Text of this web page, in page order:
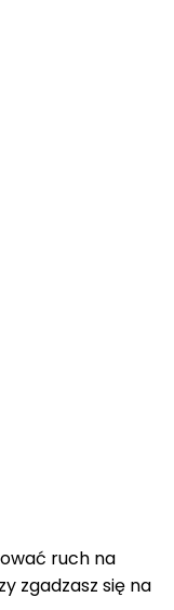
ruch na
zgadzasz się na